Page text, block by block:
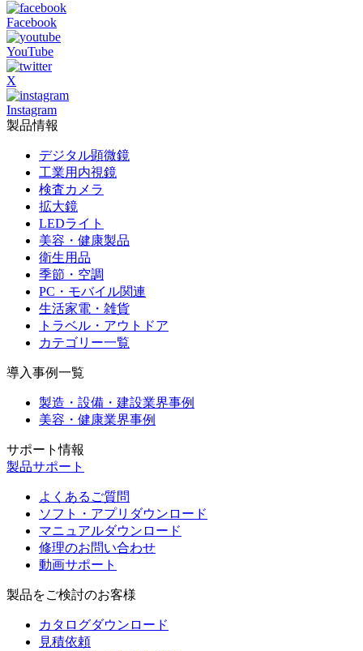
Facebook
YouTube
X
Instagram
製品情報
デジタル顕微鏡
工業用内視鏡
検査カメラ
拡大鏡
LEDライト
美容・健康製品
衛生用品
季節・空調
PC・モバイル関連
生活家電・雑貨
トラベル・アウトドア
カテゴリー一覧
導入事例一覧
製造・設備・建設業界事例
美容・健康業界事例
サポート情報
製品サポート
よくあるご質問
ソフト・アプリダウンロード
マニュアルダウンロード
修理のお問い合わせ
動画サポート
製品をご検討のお客様
カタログダウンロード
見積依頼